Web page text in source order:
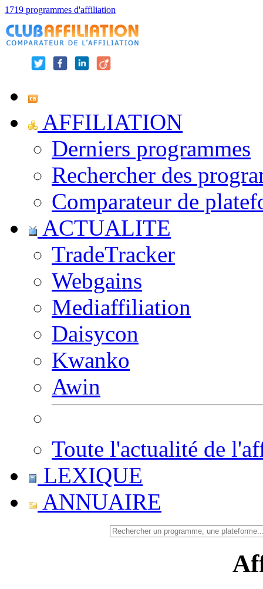
1719 programmes d'affiliation
AFFILIATION
Derniers programmes
Rechercher des
Comparateur de
ACTUALITE
TradeTracker
Webgains
Mediaffiliation
Daisycon
Kwanko
Awin
Toute l'actualité de
LEXIQUE
ANNUAIRE